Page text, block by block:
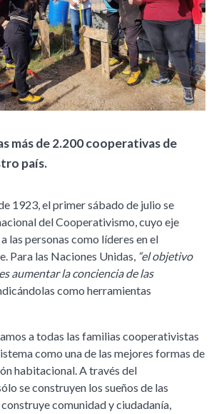
más de 2.200 cooperativas de
país.
1923, el primer sábado de julio se
del Cooperativismo, cuyo eje
las personas como líderes en el
Para las Naciones Unidas, “el objetivo
aumentar la conciencia de las
como herramientas
a todas las familias cooperativistas
como una de las mejores formas de
habitacional. A través del
se construyen los sueños de las
comunidad y ciudadanía,